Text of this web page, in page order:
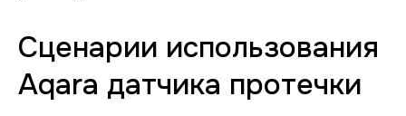
Сценарии использования
Aqara датчика протечки